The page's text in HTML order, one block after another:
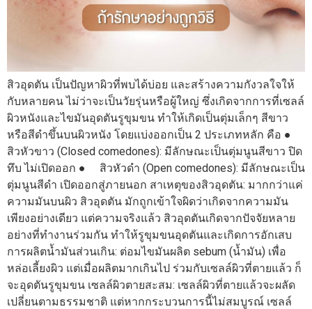
สิวอุดตัน เป็นปัญหาผิวที่พบได้บ่อย และสร้างความกังวลใจให้
กับหลายคน ไม่ว่าจะเป็นวัยรุ่นหรือผู้ใหญ่ ซึ่งเกิดจากการที่เซลล์
ผิวหนังและไขมันอุดตันรูขุมขน ทำให้เกิดเป็นตุ่มเล็กๆ สีขาว
หรือสีดำขึ้นบนผิวหนัง โดยแบ่งออกเป็น 2 ประเภทหลัก คือ ●
สิวหัวขาว (Closed comedones): มีลักษณะเป็นตุ่มนูนสีขาว ปิด
ทึบ ไม่เปิดออก ● สิวหัวดำ (Open comedones): มีลักษณะเป็น
ตุ่มนูนสีดำ เปิดออกสู่ภายนอก สาเหตุของสิวอุดตัน: มากกว่าแค่
ความมันบนผิว สิวอุดตัน มักถูกเข้าใจผิดว่าเกิดจากความมัน
เพียงอย่างเดียว แต่ความจริงแล้ว สิวอุดตันเกิดจากปัจจัยหลาย
อย่างที่ทำงานร่วมกัน ทำให้รูขุมขนอุดตันและเกิดการอักเสบ
การผลิตน้ำมันส่วนเกิน: ต่อมไขมันผลิต sebum (น้ำมัน) เพื่อ
หล่อเลี้ยงผิว แต่เมื่อผลิตมากเกินไป ร่วมกับเซลล์ผิวที่ตายแล้ว ก็
จะอุดตันรูขุมขน เซลล์ผิวตายสะสม: เซลล์ผิวที่ตายแล้วจะผลัด
เปลี่ยนตามธรรมชาติ แต่หากกระบวนการนี้ไม่สมบูรณ์ เซลล์